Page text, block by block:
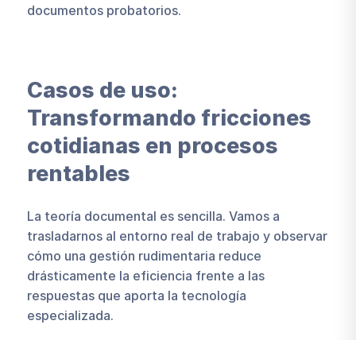
documentos probatorios.
Casos de uso:
Transformando fricciones
cotidianas en procesos
rentables
La teoría documental es sencilla. Vamos a
trasladarnos al entorno real de trabajo y observar
cómo una gestión rudimentaria reduce
drásticamente la eficiencia frente a las
respuestas que aporta la tecnología
especializada.